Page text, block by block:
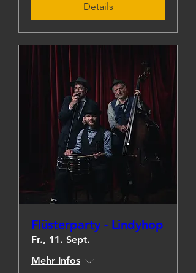
Details
Flüsterparty - Lindyhop
Fr., 11. Sept.
Mehr Infos